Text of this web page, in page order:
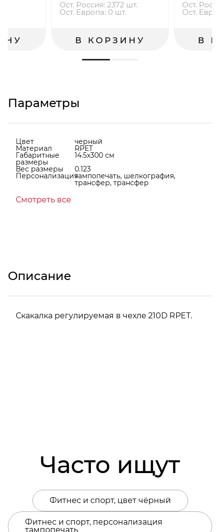
Ост. Россия: 2372 шт.
Ост. Европа: 0 шт.
В КОРЗИНУ
Ост.
Ост.
В
Параметры
Цвет черный
Материал RPET
Габаритные
размеры
14.5x300 см
Вес размеры
0.123
Персонализациятампопечать, шелкография,
трансфер, трансфер
Смотреть все
Описание
Скакалка регулируемая в чехле 210D RPET.
Часто ищут
Фитнес и спорт, цвет чёрный
Фитнес и спорт, персонализация
тампопечать